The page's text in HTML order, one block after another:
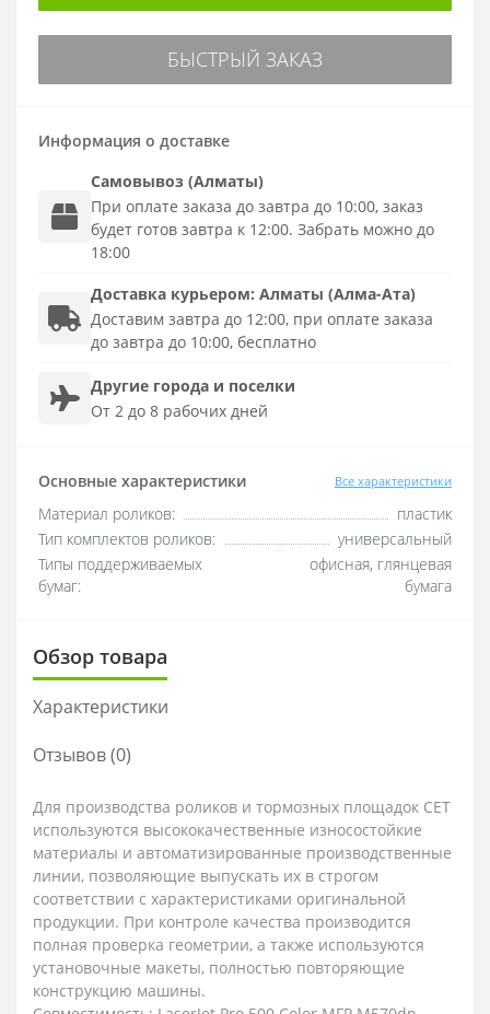
БЫСТРЫЙ ЗАКАЗ
Информация о доставке
Самовывоз (Алматы)
При оплате заказа до завтра до 10:00, заказ
будет готов завтра к 12:00. Забрать можно до
18:00
Доставка курьером: Алматы (Алма-Ата)
Доставим завтра до 12:00, при оплате заказа
до завтра до 10:00, бесплатно
Другие города и поселки
От 2 до 8 рабочих дней
Основные характеристики Все характеристики
Материал роликов:
пластик
Тип комплектов роликов:
универсальный
Типы поддерживаемых
бумаг:
офисная, глянцевая
бумага
Обзор товара
Характеристики
Отзывов (0)
Для производства роликов и тормозных площадок CET
используются высококачественные износостойкие
материалы и автоматизированные производственные
линии, позволяющие выпускать их в строгом
соответствии с характеристиками оригинальной
продукции. При контроле качества производится
полная проверка геометрии, а также используются
установочные макеты, полностью повторяющие
конструкцию машины.